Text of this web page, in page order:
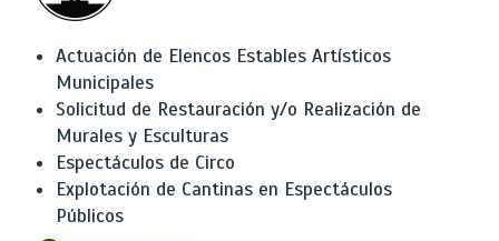
Actuación de Elencos Estables Artísticos
Municipales
Solicitud de Restauración y/o Realización de
Murales y Esculturas
Espectáculos de Circo
Explotación de Cantinas en Espectáculos
Públicos